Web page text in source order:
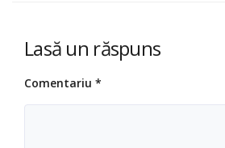
Lasă un răspuns
Comentariu *